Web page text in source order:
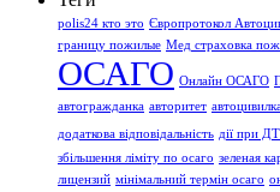
polis24 кто это Європротокол
границу пожилые Мед страховка
ОСАГО Онлайн ОСАГО
автогражданка авторитет
додаткова відповідальність дії при
збільшення ліміту по осаго зеленая
лицензий мінімальний термін осаго